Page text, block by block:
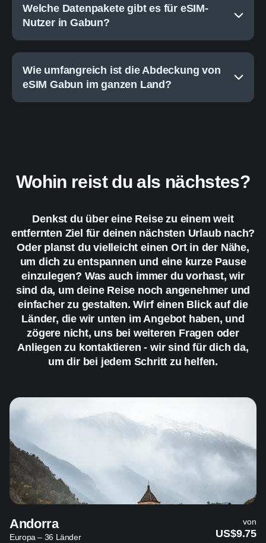
Welche Datenpakete gibt es für eSIM-
Nutzer in Gabun?
Wie umfangreich ist die Abdeckung von
eSIM Gabun im ganzen Land?
Wohin reist du als nächstes?
Denkst du über eine Reise zu einem weit
entfernten Ziel für deinen nächsten Urlaub nach?
Oder planst du vielleicht einen Ort in der Nähe,
um dich zu entspannen und eine kurze Pause
einzulegen? Was auch immer du vorhast, wir
sind da, um deine Reise noch angenehmer und
einfacher zu gestalten. Wirf einen Blick auf die
Länder, die wir unten im Angebot haben, und
zögere nicht, uns bei weiteren Fragen oder
Anliegen zu kontaktieren - wir sind für dich da,
um dir bei jedem Schritt zu helfen.
Andorra
Europa – 36 Länder
von
US$9.75